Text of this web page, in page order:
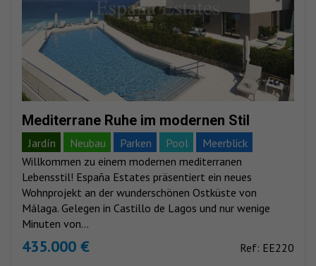
Mediterrane Ruhe im modernen Stil
Jardín Neubau Parken Pool
Meerblick
Bergblick
Willkommen zu einem modernen mediterranen
Lebensstil! España Estates präsentiert ein neues
Wohnprojekt an der wunderschönen Ostküste von
Málaga. Gelegen in Castillo de Lagos und nur wenige
Minuten von...
435.000 € Ref: EE220